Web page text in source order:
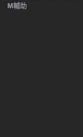
M輔助